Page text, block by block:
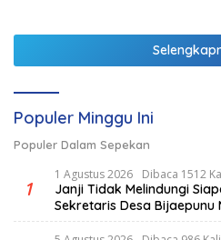
Populer Minggu Ini
Populer Dalam Sepekan
1
1 Agustus 2026 Dibaca 1512
Janji Tidak Melindungi
Sekretaris Desa Bijaepunu
penjelasan Ketua Komisi I